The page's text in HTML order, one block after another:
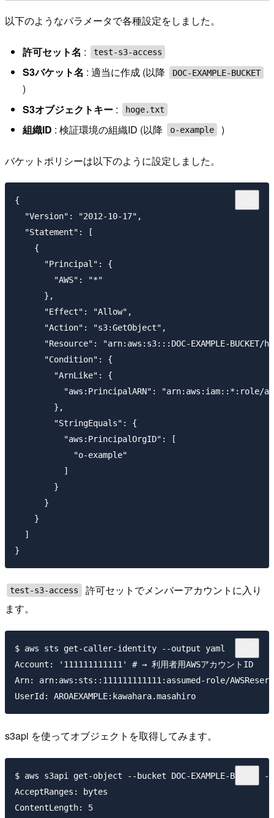
以下のようなパラメータで各種設定をしました。
許可セット名 : test-s3-access
S3バケット名 : 適当に作成 (以降 DOC-EXAMPLE-BUCKET
)
S3オブジェクトキー: hoge.txt
組織ID : 検証環境の組織ID (以降 o-example )
バケットポリシーは以下のように設定しました。
{
  "Version": "2012-10-17",
  "Statement": [
    {
      "Principal": {
        "AWS": "*"
      },
      "Effect": "Allow",
      "Action": "s3:GetObject",
"Resource": "arn:aws:s3:::DOC-EXAMPLE-BUCKET/
      "Condition": {
        "ArnLike": {
"aws:PrincipalARN": "arn:aws:iam::*:role/
        },
        "StringEquals": {
          "aws:PrincipalOrgID": [
            "o-example"
          ]
        }
      }
    }
  ]
test-s3-access
許可セットでメンバーアカウントに入り
ます。
$ aws sts get-caller-identity --output yaml
Account: '111111111111' # → 利用者用AWSアカウントID
Arn: arn:aws:sts::111111111111:assumed-role/
s3api を使ってオブジェクトを取得してみます。
$ aws s3api get-object --bucket DOC-EXAMPLE-
AcceptRanges: bytes
ContentLength: 5